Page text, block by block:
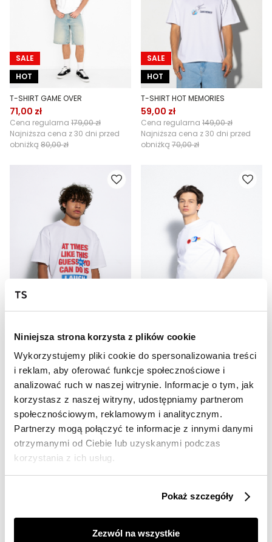
Niniejsza strona korzysta z plików cookie
Wykorzystujemy pliki cookie do spersonalizowania treści
i reklam, aby oferować funkcje społecznościowe i
analizować ruch w naszej witrynie. Informacje o tym, jak
korzystasz z naszej witryny, udostępniamy partnerom
społecznościowym, reklamowym i analitycznym.
Partnerzy mogą połączyć te informacje z innymi danymi
otrzymanymi od Ciebie lub uzyskanymi podczas
korzystania z ich usług.
Pokaż szczegóły
Zezwól na wszystkie
SALE
HOT
T-SHIRT GAME OVER
71,00 zł
Cena regularna 179,00 zł
Najniższa cena z 30 dni przed
obniżką 80,00 zł
SALE
HOT
T-SHIRT HOT MEMORIES
59,00 zł
Cena regularna 149,00 zł
Najniższa cena z 30 dni przed
obniżką 70,00 zł
SALE
HOT
T-SHIRT ALL YOU CAN DO
Cena regularna139,00 zł
Najniższa cena z 30 dni przed
obniżką
69,00 zł
HOT
BIAŁY T-SHIRT LH TEAM
Cena regularna129,00 zł
Najniższa cena z 30 dni przed
obniżką
64,00 zł
SALE